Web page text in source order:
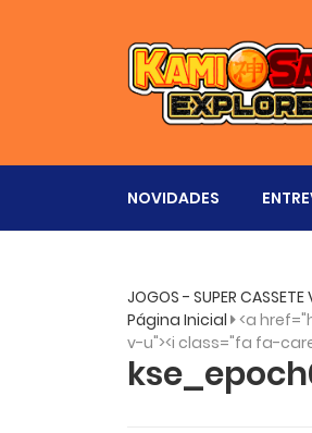
NOVIDADES
JOGOS - SUPER
Página Inicial <a
v-u"><i class="fa fa-